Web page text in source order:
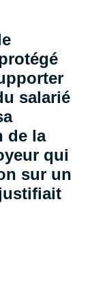
salarié
de la
qui
sur un